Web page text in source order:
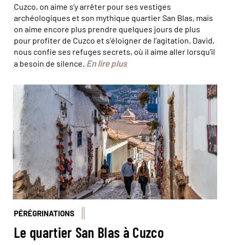
Cuzco, on aime s’y arrêter pour ses vestiges
archéologiques et son mythique quartier San Blas, mais
on aime encore plus prendre quelques jours de plus
pour profiter de Cuzco et s’éloigner de l’agitation. David,
nous confie ses refuges secrets, où il aime aller lorsqu’il
a besoin de silence. En lire plus
© Cristi Croitoru/iStock
PÉRÉGRINATIONS
Le quartier San Blas à Cuzco